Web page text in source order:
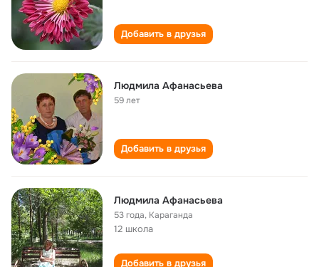
Добавить в друзья
Людмила Афанасьева
59 лет
Добавить в друзья
Людмила Афанасьева
53 года, Караганда
12 школа
Добавить в друзья